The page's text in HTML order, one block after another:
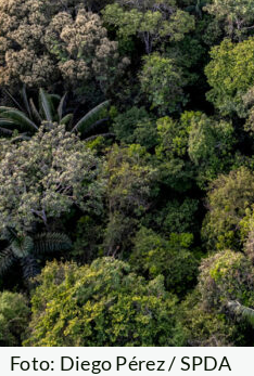
Foto: Diego Pérez / SPDA